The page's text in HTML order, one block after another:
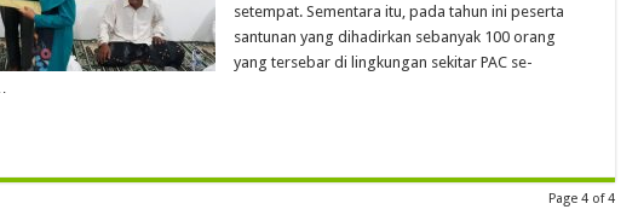
setempat. Sementara itu, pada tahun ini peserta
santunan yang dihadirkan sebanyak 100 orang
yang tersebar di lingkungan sekitar PAC se-
Page 4 of 4